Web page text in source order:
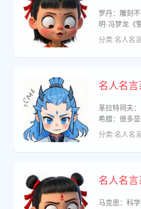
罗丹：雕刻
明·冯梦龙《
分类:名人名
名人名
革拉特珂夫
希腊：很多
分类:名人名
名人名
马克思：科